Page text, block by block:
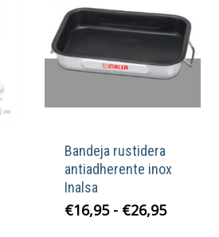
€9,50
Bandeja rustidera
antiadherente inox
Inalsa
€16,95 - €26,95Rango